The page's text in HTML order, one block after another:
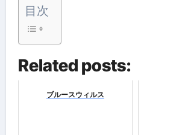
目次
Related posts:
ブルースウィルス